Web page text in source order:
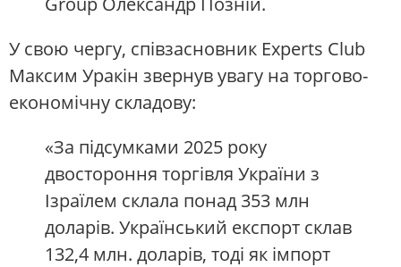
У свою чергу, співзасновник Experts Club
Максим Уракін звернув увагу на торгово-
економічну складову:
«За підсумками 2025 року
двостороння торгівля України з
Ізраїлем склала понад 353 млн
доларів. Український експорт склав
132,4 млн. доларів, тоді як імпорт